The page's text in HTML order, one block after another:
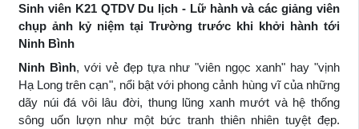
Sinh viên K21 QTDV Du lịch - Lữ hành và các giảng viên
chụp ảnh kỷ niệm tại Trường trước khi khởi hành tới
Ninh Bình
Ninh Bình, với vẻ đẹp tựa như "viên ngọc xanh" hay "vịnh
Hạ Long trên cạn", nổi bật với phong cảnh hùng vĩ của những
dãy núi đá vôi lâu đời, thung lũng xanh mướt và hệ thống
sông uốn lượn như một bức tranh thiên nhiên tuyệt đẹp.